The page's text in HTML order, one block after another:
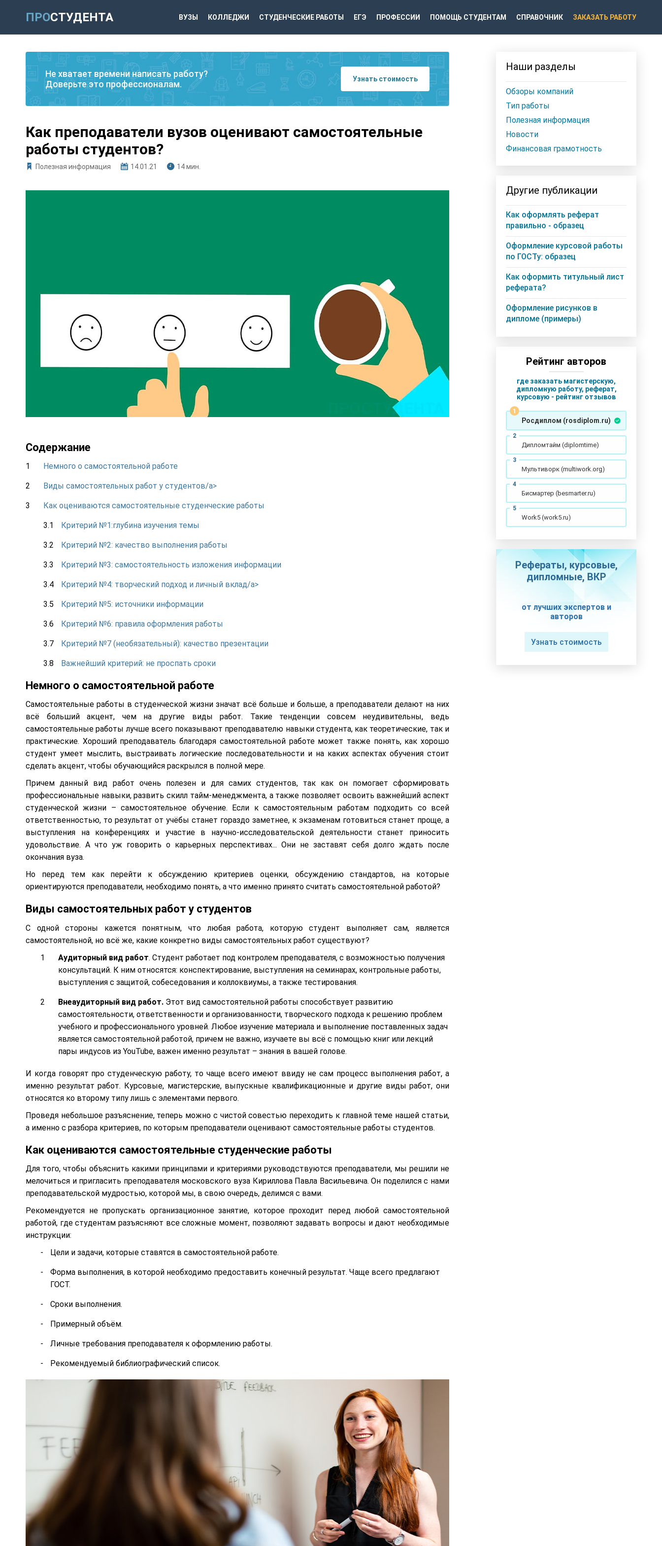
ПРОСТУДЕНТА ВУЗЫ КОЛЛЕДЖИ СТУДЕНЧЕСКИЕ РАБОТЫ ЕГЭ ПРОФЕССИИ ПОМОЩЬ СТУДЕНТАМ СПРАВОЧНИК ЗАКАЗАТЬ РАБОТУ
Не хватает времени написать работу?
Доверьте это профессионалам.
Узнать стоимость
Как преподаватели вузов оценивают самостоятельные
работы студентов?
Полезная информация 14.01.21 14 мин.
Содержание
Немного о самостоятельной работе
Виды самостоятельных работ у студентов/a>
Как оцениваются самостоятельные студенческие работы
Критерий №1:глубина изучения темы
Критерий №2: качество выполнения работы
Критерий №3: самостоятельность изложения информации
Критерий №4: творческий подход и личный вклад/a>
Критерий №5: источники информации
Критерий №6: правила оформления работы
Критерий №7 (необязательный): качество презентации
Важнейший критерий: не проспать сроки
Немного о самостоятельной работе
Самостоятельные работы в студенческой жизни значат всё больше и больше, а преподаватели делают на них
всё больший акцент, чем на другие виды работ. Такие тенденции совсем неудивительны, ведь
самостоятельные работы лучше всего показывают преподавателю навыки студента, как теоретические, так и
практические. Хороший преподаватель благодаря самостоятельной работе может также понять, как хорошо
студент умеет мыслить, выстраивать логические последовательности и на каких аспектах обучения стоит
сделать акцент, чтобы обучающийся раскрылся в полной мере.
Причем данный вид работ очень полезен и для самих студентов, так как он помогает сформировать
профессиональные навыки, развить скилл тайм-менеджмента, а также позволяет освоить важнейший аспект
студенческой жизни – самостоятельное обучение. Если к самостоятельным работам подходить со всей
ответственностью, то результат от учёбы станет гораздо заметнее, к экзаменам готовиться станет проще, а
выступления на конференциях и участие в научно-исследовательской деятельности станет приносить
удовольствие. А что уж говорить о карьерных перспективах... Они не заставят себя долго ждать после
окончания вуза.
Но перед тем как перейти к обсуждению критериев оценки, обсуждению стандартов, на которые
ориентируются преподаватели, необходимо понять, а что именно принято считать самостоятельной работой?
Виды самостоятельных работ у студентов
С одной стороны кажется понятным, что любая работа, которую студент выполняет сам, является
самостоятельной, но всё же, какие конкретно виды самостоятельных работ существуют?
Аудиторный вид работ. Студент работает под контролем преподавателя, с возможностью получения
консультаций. К ним относятся: конспектирование, выступления на семинарах, контрольные работы,
выступления с защитой, собеседования и коллоквиумы, а также тестирования.
Внеаудиторный вид работ. Этот вид самостоятельной работы способствует развитию
самостоятельности, ответственности и организованности, творческого подхода к решению проблем
учебного и профессионального уровней. Любое изучение материала и выполнение поставленных задач
является самостоятельной работой, причем не важно, изучаете вы всё с помощью книг или лекций
пары индусов из YouTube, важен именно результат – знания в вашей голове.
И когда говорят про студенческую работу, то чаще всего имеют ввиду не сам процесс выполнения работ, а
именно результат работ. Курсовые, магистерские, выпускные квалификационные и другие виды работ, они
относятся ко второму типу лишь с элементами первого.
Проведя небольшое разъяснение, теперь можно с чистой совестью переходить к главной теме нашей статьи,
а именно с разбора критериев, по которым преподаватели оценивают самостоятельные работы студентов.
Как оцениваются самостоятельные студенческие работы
Для того, чтобы объяснить какими принципами и критериями руководствуются преподаватели, мы решили не
мелочиться и пригласить преподавателя московского вуза Кириллова Павла Васильевича. Он поделился с нами
преподавательской мудростью, которой мы, в свою очередь, делимся с вами.
Рекомендуется не пропускать организационное занятие, которое проходит перед любой самостоятельной
работой, где студентам разъясняют все сложные момент, позволяют задавать вопросы и дают необходимые
инструкции:
Цели и задачи, которые ставятся в самостоятельной работе.
Форма выполнения, в которой необходимо предоставить конечный результат. Чаще всего предлагают
ГОСТ.
Сроки выполнения.
Примерный объём.
Личные требования преподавателя к оформлению работы.
Рекомендуемый библиографический список.
Наши разделы
Обзоры компаний
Тип работы
Полезная информация
Новости
Финансовая грамотность
Другие публикации
Как оформлять реферат
правильно - образец
Оформление курсовой работы
по ГОСТу: образец
Как оформить титульный лист
реферата?
Оформление рисунков в
дипломе (примеры)
Рейтинг авторов
где заказать магистерскую,
дипломную работу, реферат,
курсовую - рейтинг отзывов
Росдиплом (rosdiplom.ru)
Дипломтайм (diplomtime)
Мультиворк (multiwork.org)
Бисмартер (besmarter.ru)
Work5 (work5.ru)
Рефераты, курсовые,
дипломные, ВКР
от лучших экспертов и
авторов
Узнать стоимость